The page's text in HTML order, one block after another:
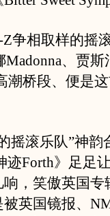
相取样的摇
Madonna、贾斯
潮桥段、便是
滚乐队”神韵
迹Forth》足足
，笑傲英国专
英国镜报、